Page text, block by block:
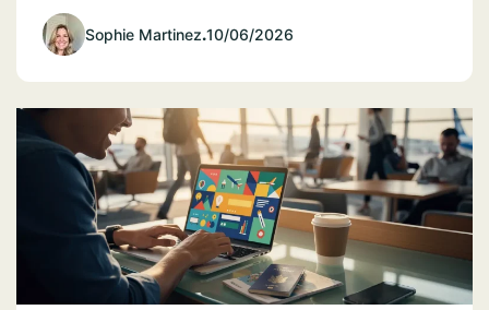
Sophie Martinez.10/06/2026